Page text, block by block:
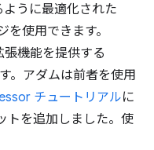
うに最適化された
を使用できます。
機能を提供する
。アダムは前者を使用
チュートリアルに
トを追加しました。使